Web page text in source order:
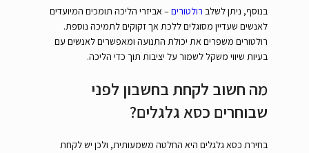
בנוסף, ניתן לשלב רולטורים– אביזרי הליכה תומכים המיועדים
לאנשים שעדיין מסוגלים ללכת אך זקוקים לתמיכה נוספת.
רולטורים משפרים את יכולת התנועה ומאפשרים לאנשים עם
בעיות שיווי משקל לשמור על יציבות תוך כדי הליכה.
מה חשוב לקחת בחשבון לפני
שבוחרים כסא גלגלים?
בחירת כסא גלגלים היא החלטה משמעותית, ולכן יש לקחת